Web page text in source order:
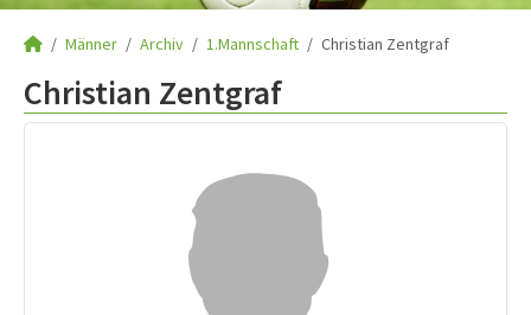
Männer Archiv 1.Mannschaft Christian Zentgraf
Christian Zentgraf